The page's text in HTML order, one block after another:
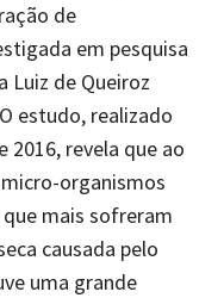
de
em pesquisa
Luiz de Queiroz
estudo, realizado
2016, revela que ao
organismos
mais sofreram
causada pelo
uma grande